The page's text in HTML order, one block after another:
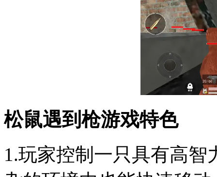
松鼠遇到枪游戏特色
1.玩家控制一只具有高